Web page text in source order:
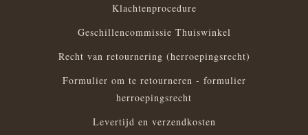
Klachtenprocedure
Geschillencommissie Thuiswinkel
Recht van retournering (herroepingsrecht)
Formulier om te retourneren - formulier
herroepingsrecht
Levertijd en verzendkosten